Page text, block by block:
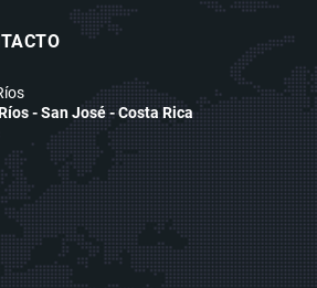
- San José - Costa Rica